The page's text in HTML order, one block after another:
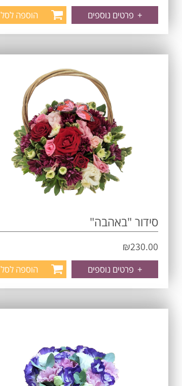
+ פרטים נוספים הוספה לסל
סידור "באהבה"
₪230.00
+ פרטים נוספים הוספה לסל